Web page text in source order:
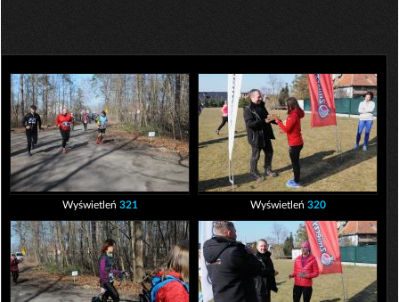
Wyświetleń 321 Wyświetleń 320